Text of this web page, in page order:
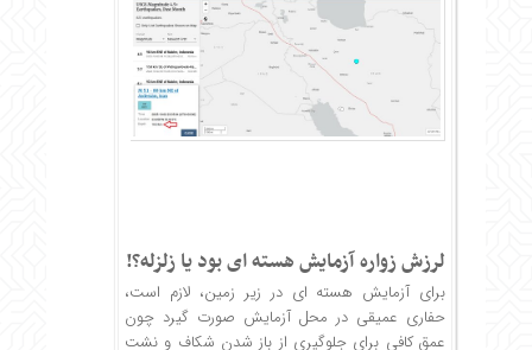
لرزش زواره آزمایش هسته ای بود یا زلزله؟!
برای آزمایش هسته ای در زیر زمین، لازم است،
حفاری عمیقی در محل آزمایش صورت گیرد چون
عمق کافی برای جلوگیری از باز شدن شکاف و نشت